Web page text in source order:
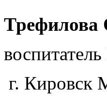
Трефилова
г. Кировск